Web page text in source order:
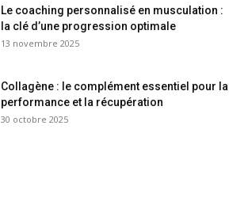
Le coaching personnalisé en musculation :
la clé d’une progression optimale
13 novembre 2025
Collagène : le complément essentiel pour la
performance et la récupération
30 octobre 2025